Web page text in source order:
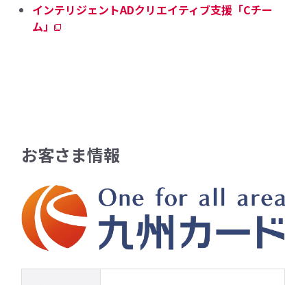
インテリジェントADクリエイティブ支援「Cチー
ム」
お客さま情報